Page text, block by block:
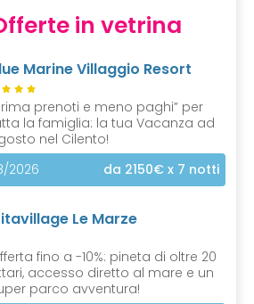
in vetrina
Marine Villaggio Resort
prenoti e meno paghi” per
la famiglia: la tua Vacanza ad
nel Cilento!
2026
da 2150€ x 7 notti
Le Marze
fino a -10%: pineta di oltre 20
accesso diretto al mare e un
parco avventura!